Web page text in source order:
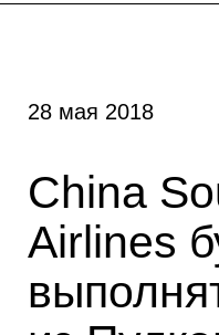
28 мая 2018
China
Airlines